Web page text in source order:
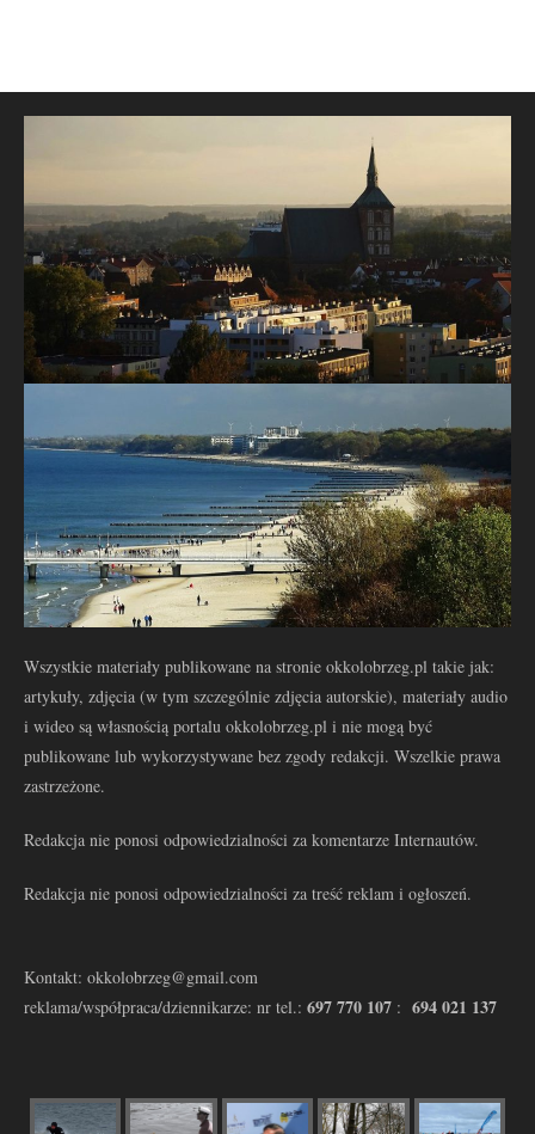
Wszystkie materiały publikowane na stronie okkolobrzeg.pl takie jak:
artykuły, zdjęcia (w tym szczególnie zdjęcia autorskie), materiały audio
i wideo są własnością portalu okkolobrzeg.pl i nie mogą być
publikowane lub wykorzystywane bez zgody redakcji. Wszelkie prawa
zastrzeżone.
Redakcja nie ponosi odpowiedzialności za komentarze Internautów.
Redakcja nie ponosi odpowiedzialności za treść reklam i ogłoszeń.
Kontakt: okkolobrzeg@gmail.com
reklama/współpraca/dziennikarze: nr tel.: 697 770 107 : 694 021 137